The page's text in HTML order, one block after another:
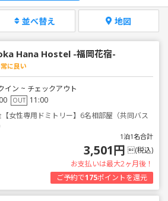
並べ替え 地図
Hana Hostel -福岡花宿-
に良い
イン ~ チェックアウト
OUT 11:00
【女性専用ドミトリー】6名相部屋（共同バス
1泊1名合計
3,501円 (税込)
お支払いは最大2ヶ月後！
ご予約で175ポイントを還元